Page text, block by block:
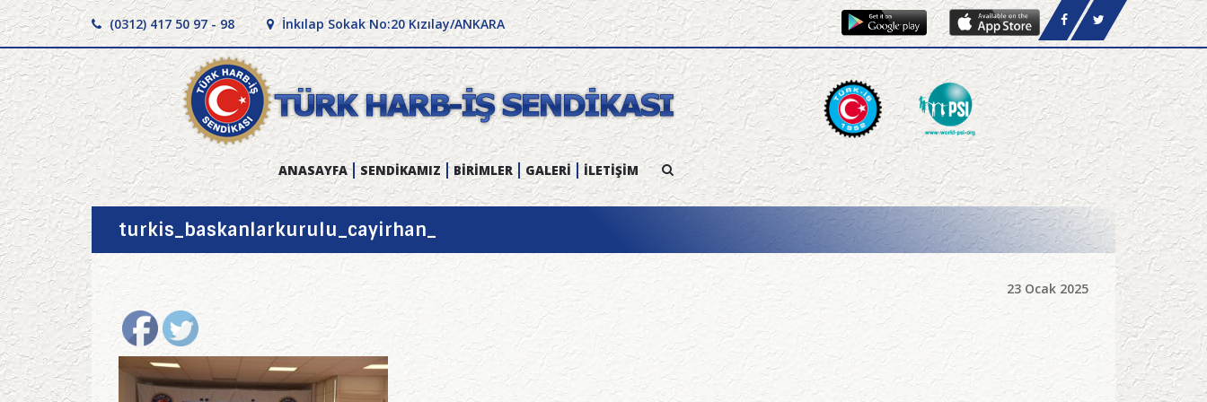
(0312) 417 50 97 - 98 İnkılap Sokak No:20 Kızılay/ANKARA
ANASAYFA SENDİKAMIZ BİRİMLER GALERİ İLETİŞİM
turkis_baskanlarkurulu_cayirhan_
23 Ocak 2025